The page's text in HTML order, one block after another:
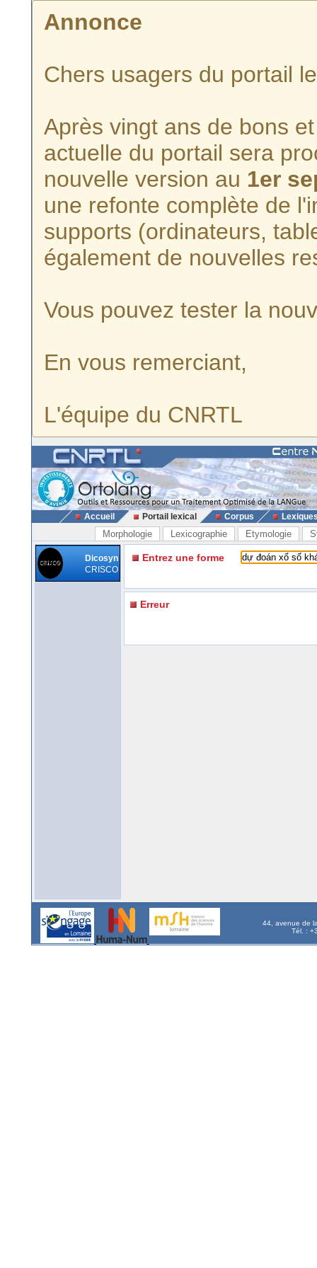
Annonce
Chers usagers du portail
Après vingt ans de bons
actuelle du portail sera
nouvelle version au 1er
une refonte complète de
supports (ordinateurs,
également de nouvelles
Vous pouvez tester la
En vous remerciant,
L'équipe du CNRTL
Accueil Portail lexical Corpus
Morphologie Lexicographie Etymologie
Dicosyn
CRISCO
Entrez une forme
Erreur
44, avenue de
Tél. :